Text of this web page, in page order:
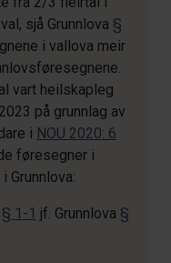
sjå Grunnlova §
i vallova meir
vart heilskapleg
på grunnlag av
i NOU 2020: 6
føresegner i
Grunnlova:
§ 1-1 jf. Grunnlova §